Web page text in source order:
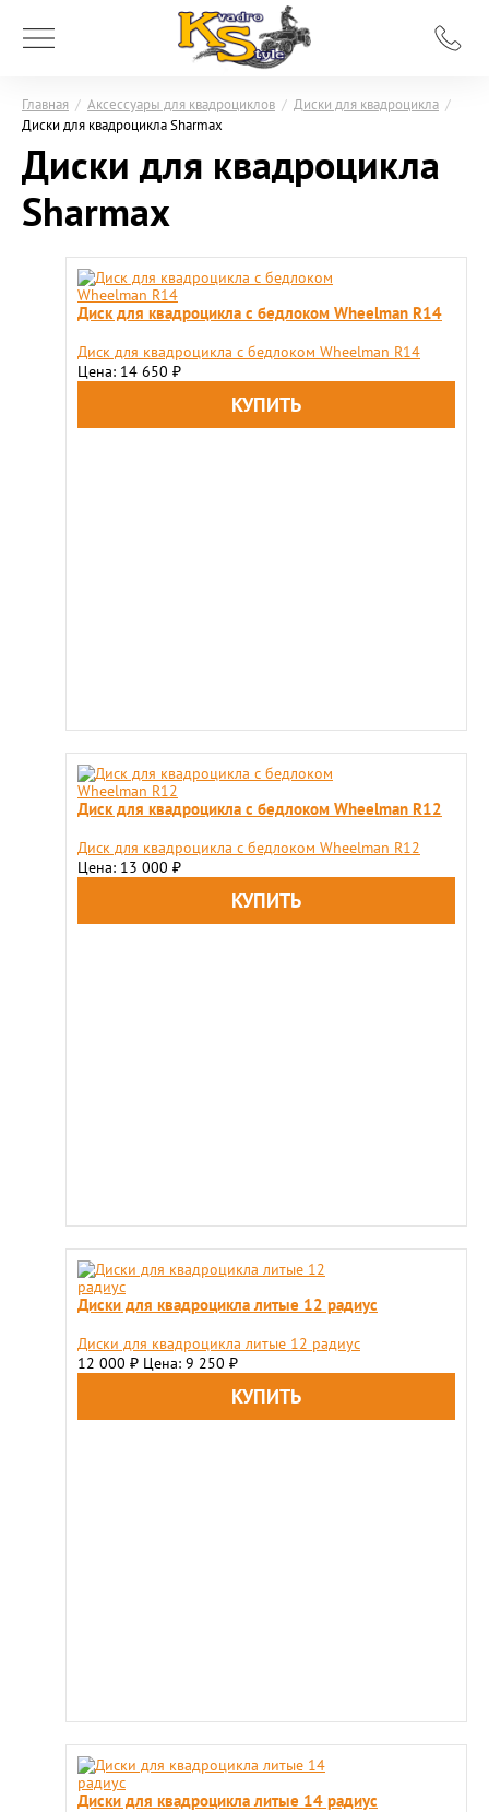
Главная / Аксессуары для квадроциклов / Диски для квадроцикла /
Диски для квадроцикла Sharmax
Диски для квадроцикла
Sharmax
Диск для квадроцикла с бедлоком Wheelman R14
Диск для квадроцикла с бедлоком Wheelman R14
Цена: 14 650 ₽
Диск для квадроцикла с бедлоком Wheelman R12
Диск для квадроцикла с бедлоком Wheelman R12
Цена: 13 000 ₽
Диски для квадроцикла литые 12 радиус
Диски для квадроцикла литые 12 радиус
12 000 ₽ Цена: 9 250 ₽
Диски для квадроцикла литые 14 радиус